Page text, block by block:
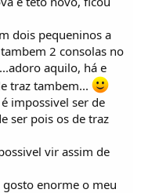
dois pequeninos a
2 consolas no
aquilo, há e
traz tambem...
impossivel ser de
ser pois os de traz
vir assim de
enorme o meu